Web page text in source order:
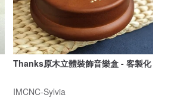
Thanks原木立體裝飾音樂盒 - 客製化
IMCNC-Sylvia